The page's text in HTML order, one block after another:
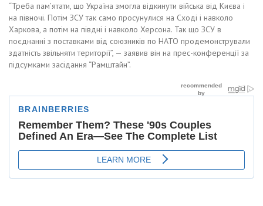
“Треба пам’ятати, що Україна змогла відкинути війська від Києва і
на півночі. Потім ЗСУ так само просунулися на Сході і навколо
Харкова, а потім на півдні і навколо Херсона. Так що ЗСУ в
поєднанні з поставками від союзників по НАТО продемонстрували
здатність звільняти території”, — заявив він на прес-конференції за
підсумками засідання “Рамштайн”.